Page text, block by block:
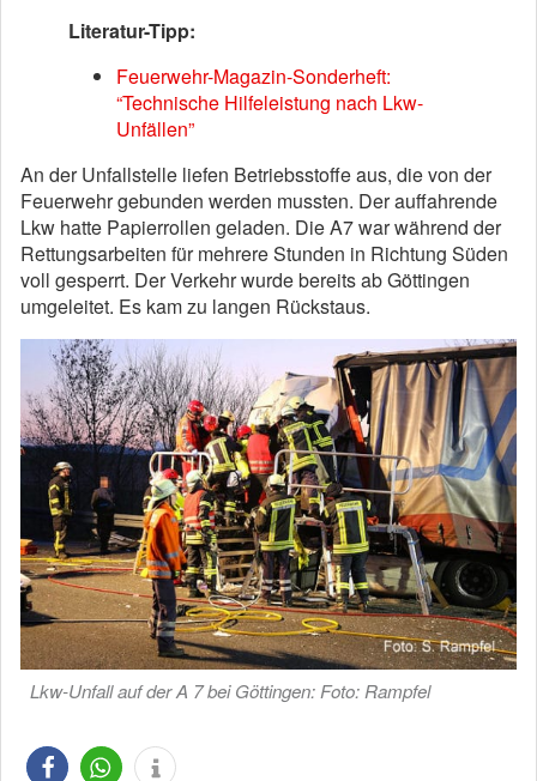
Literatur-Tipp:
Feuerwehr-Magazin-Sonderheft:
“Technische Hilfeleistung nach Lkw-
Unfällen”
An der Unfallstelle liefen Betriebsstoffe aus, die von der
Feuerwehr gebunden werden mussten. Der auffahrende
Lkw hatte Papierrollen geladen. Die A7 war während der
Rettungsarbeiten für mehrere Stunden in Richtung Süden
voll gesperrt. Der Verkehr wurde bereits ab Göttingen
umgeleitet. Es kam zu langen Rückstaus.
Lkw-Unfall auf der A 7 bei Göttingen: Foto: Rampfel